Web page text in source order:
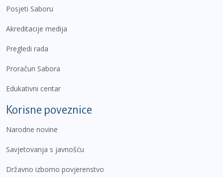
Posjeti Saboru
Akreditacije medija
Pregledi rada
Proračun Sabora
Edukativni centar
Korisne poveznice
Narodne novine
Savjetovanja s javnošću
Državno izborno povjerenstvo